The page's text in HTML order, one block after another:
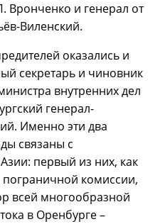
Вронченко и генерал от
Виленский.
оказались и
секретарь и чиновник
внутренних дел
генерал-
Именно эти два
связаны с
первый из них, как
пограничной комиссии,
всей многообразной
в Оренбурге –